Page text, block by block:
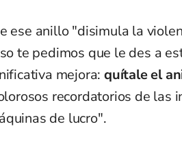
ese anillo "disimula la
te pedimos que le des a
mejora: quítale el
recordatorios de las
de lucro".